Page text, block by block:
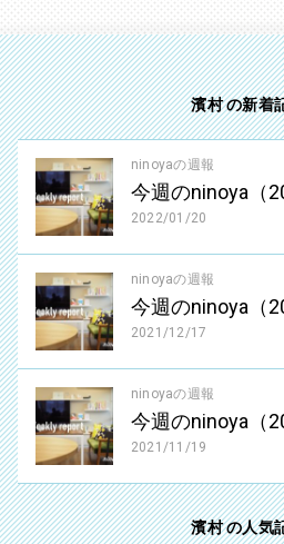
濱村 の新着
ninoyaの週報
今週のninoya（
2022/01/20
ninoyaの週報
今週のninoya（
2021/12/17
ninoyaの週報
今週のninoya（
2021/11/19
濱村 の人気